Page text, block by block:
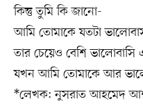
কিন্তু তুমি কি জানো-
আমি তোমাকে যতটা
তার চেয়েও বেশি
যখন আমি তোমাকে আর
*লেখক: নুসরাত আহমেদ